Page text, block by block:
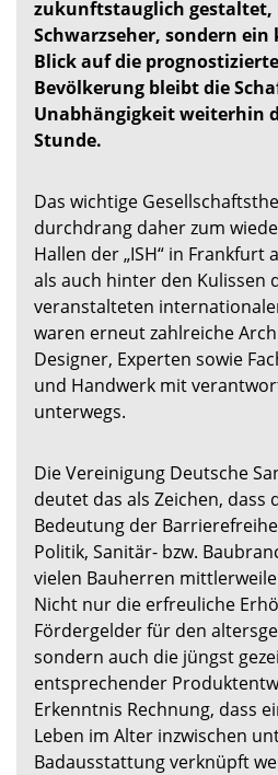
zukunftstauglich gestaltet,
Schwarzseher, sondern
Blick auf die
Bevölkerung bleibt die
Unabhängigkeit weiterhin
Stunde.
Das wichtige
durchdrang daher zum
Hallen der „ISH“ in Frankfurt
als auch hinter den Kulissen
veranstalteten
waren erneut zahlreiche
Designer, Experten sowie
und Handwerk mit
unterwegs.
Die Vereinigung Deutsche
deutet das als Zeichen, dass
Bedeutung der
Politik, Sanitär- bzw.
vielen Bauherren
Nicht nur die erfreuliche
Fördergelder für den
sondern auch die jüngst
entsprechender
Erkenntnis Rechnung, dass
Leben im Alter inzwischen
Badausstattung verknüpft